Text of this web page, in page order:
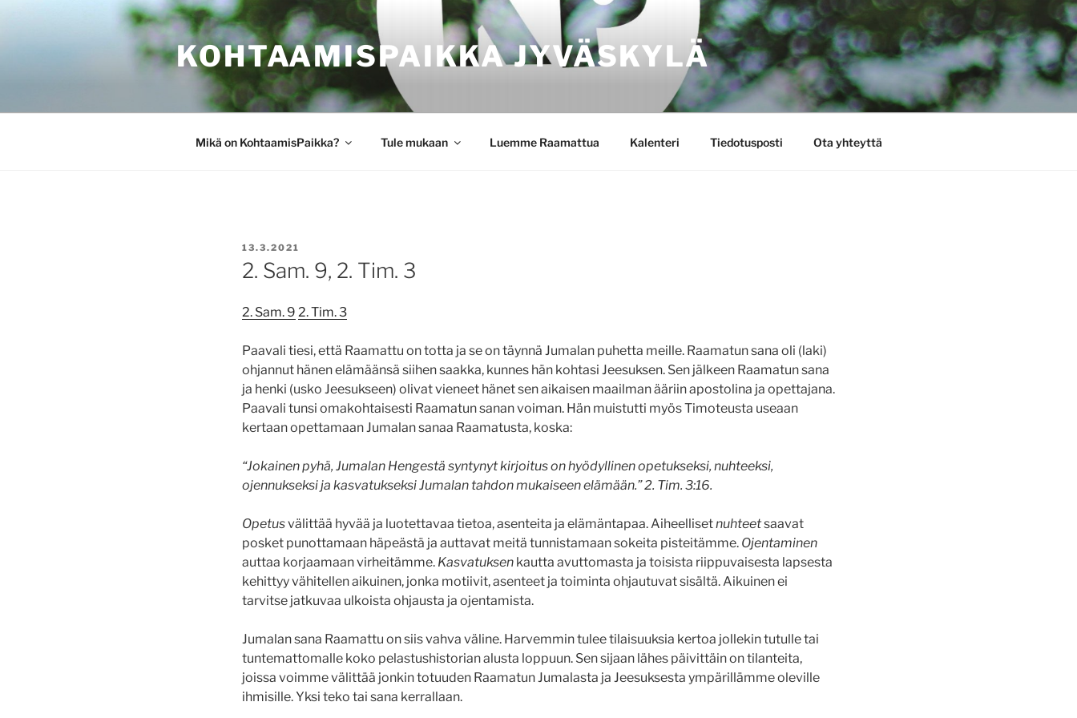
KOHTAAMISPAIKKA JYVÄSKYLÄ
Mikä on KohtaamisPaikka? Tule mukaan Luemme Raamattua Kalenteri Tiedotusposti Ota yhteyttä
JULKAISTU
13.3.2021
2. Sam. 9, 2. Tim. 3
2. Sam. 9 2. Tim. 3
Paavali tiesi, että Raamattu on totta ja se on täynnä Jumalan puhetta meille. Raamatun sana oli (laki)
ohjannut hänen elämäänsä siihen saakka, kunnes hän kohtasi Jeesuksen. Sen jälkeen Raamatun sana
ja henki (usko Jeesukseen) olivat vieneet hänet sen aikaisen maailman ääriin apostolina ja opettajana.
Paavali tunsi omakohtaisesti Raamatun sanan voiman. Hän muistutti myös Timoteusta useaan
kertaan opettamaan Jumalan sanaa Raamatusta, koska:
“Jokainen pyhä, Jumalan Hengestä syntynyt kirjoitus on hyödyllinen opetukseksi, nuhteeksi,
ojennukseksi ja kasvatukseksi Jumalan tahdon mukaiseen elämään.” 2. Tim. 3:16.
Opetusvälittää hyvää ja luotettavaa tietoa, asenteita ja elämäntapaa. Aiheellisetnuhteetsaavat
posket punottamaan häpeästä ja auttavat meitä tunnistamaan sokeita pisteitämme. Ojentaminen
auttaa korjaamaan virheitämme. Kasvatuksen kautta avuttomasta ja toisista riippuvaisesta lapsesta
kehittyy vähitellen aikuinen, jonka motiivit, asenteet ja toiminta ohjautuvat sisältä. Aikuinen ei
tarvitse jatkuvaa ulkoista ohjausta ja ojentamista.
Jumalan sana Raamattu on siis vahva väline. Harvemmin tulee tilaisuuksia kertoa jollekin tutulle tai
tuntemattomalle koko pelastushistorian alusta loppuun. Sen sijaan lähes päivittäin on tilanteita,
joissa voimme välittää jonkin totuuden Raamatun Jumalasta ja Jeesuksesta ympärillämme oleville
ihmisille. Yksi teko tai sana kerrallaan.